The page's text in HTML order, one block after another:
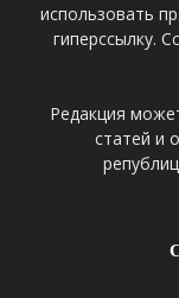
использовать
гиперссылку.
Редакция
статей и